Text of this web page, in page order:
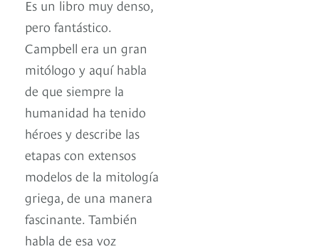
Es un libro muy denso,
pero fantástico.
Campbell era un gran
mitólogo y aquí habla
de que siempre la
humanidad ha tenido
héroes y describe las
etapas con extensos
modelos de la mitología
griega, de una manera
fascinante. También
habla de esa voz